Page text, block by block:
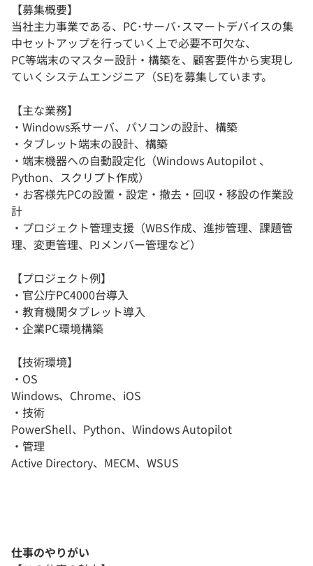
【募集概要】
当社主力事業である、PC･サーバ･スマートデバイスの集
中セットアップを行っていく上で必要不可欠な、
PC等端末のマスター設計・構築を、顧客要件から実現し
ていくシステムエンジニア（SE)を募集しています。
【主な業務】
・Windows系サーバ、パソコンの設計、構築
・タブレット端末の設計、構築
・端末機器への自動設定化（Windows Autopilot 、
Python、スクリプト作成）
・お客様先PCの設置・設定・撤去・回収・移設の作業設
計
・プロジェクト管理支援（WBS作成、進捗管理、課題管
理、変更管理、PJメンバー管理など）
【プロジェクト例】
・官公庁PC4000台導入
・教育機関タブレット導入
・企業PC環境構築
【技術環境】
・OS
Windows、Chrome、iOS
・技術
PowerShell、Python、Windows Autopilot
・管理
Active Directory、MECM、WSUS
仕事のやりがい